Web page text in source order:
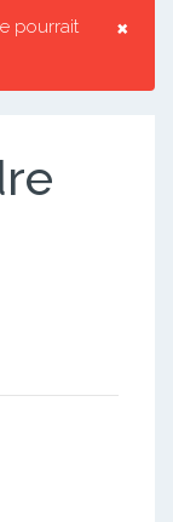
×
pourrait